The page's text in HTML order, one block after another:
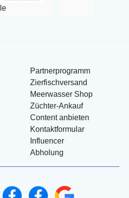
Partnerprogramm
Zierfischversand
Meerwasser Shop
Züchter-Ankauf
Content anbieten
Kontaktformular
Influencer
Abholung